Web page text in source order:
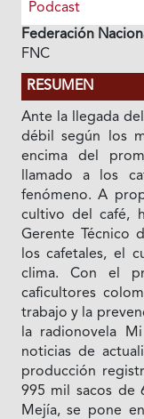
Podcast
Federación
FNC
RESUMEN
Ante la llegada
débil según los
encima del
llamado a los
fenómeno. A
cultivo del café,
Gerente Técnico
los cafetales, el
clima. Con el
caficultores
trabajo y la
la radionovela
noticias de
producción
995 mil sacos de
Mejía, se pone